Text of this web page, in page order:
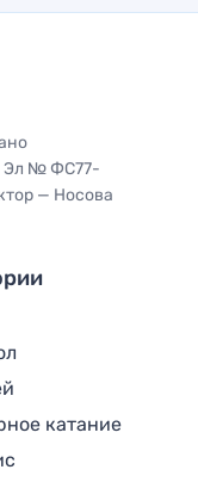
Эл № ФС77-
— Носова
катание